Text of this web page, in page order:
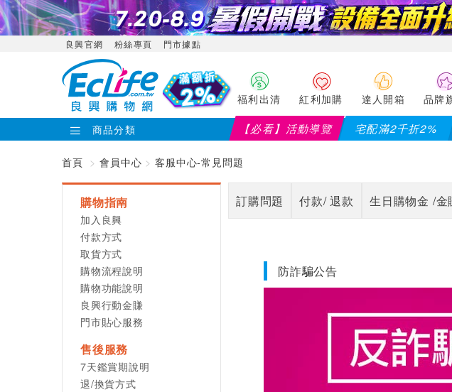
良興官網 粉絲專頁 門市據點
福利出清 紅利加購 達人開箱 品牌
商品分類 【必看】活動導覽 宅配滿2千折2%
首頁 會員中心 客服中心-常見問題
購物指南
加入良興
付款方式
取貨方式
購物流程說明
購物功能說明
良興行動金賺
門市貼心服務
售後服務
7天鑑賞期說明
退/換貨方式
訂購問題 付款/ 退款 生日購物金 /金
防詐騙公告